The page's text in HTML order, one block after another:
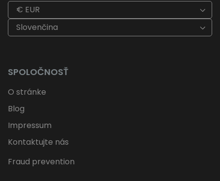
€ EUR
Slovenčina
SPOLOČNOSŤ
O stránke
Blog
Impressum
Kontaktujte nás
Fraud prevention